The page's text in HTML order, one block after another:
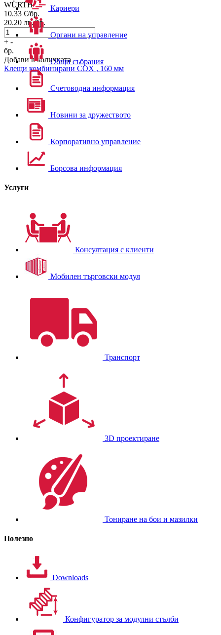
WÜRTH
10.33 €/бр.
20.20 лв./бр.
+ -
бр.
Добави в количката
Клещи комбинирани COX , 160 мм
Кариери
Органи на управление
Общи събрания
Счетоводна информация
Новини за дружеството
Корпоративно управление
Борсова информация
Услуги
Консултация с клиенти
Мобилен търговски модул
Транспорт
3D проектиране
Тониране на бои и мазилки
Полезно
Downloads
Конфигуратор за модулни стълби